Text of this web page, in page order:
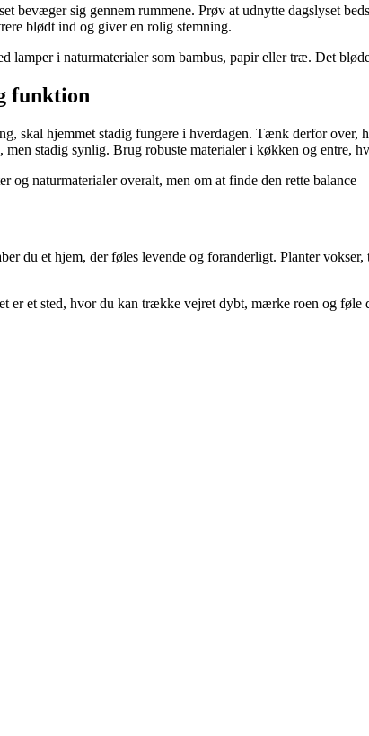
bevæger sig gennem rummene. Prøv at udnytte dagslyset
blødt ind og giver en rolig stemning.
lamper i naturmaterialer som bambus, papir eller træ. Det
funktion
skal hjemmet stadig fungere i hverdagen. Tænk derfor
stadig synlig. Brug robuste materialer i køkken og entre,
og naturmaterialer overalt, men om at finde den rette balance
du et hjem, der føles levende og foranderligt. Planter
er et sted, hvor du kan trække vejret dybt, mærke roen og føle